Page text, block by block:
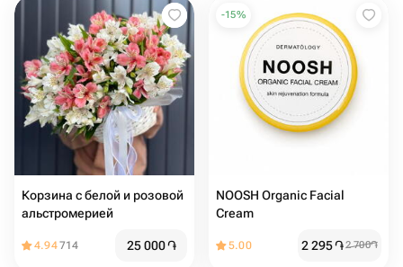
Корзина с белой и розовой
альстромерией
4.94714 25 000֏
-15%
NOOSH Organic Facial
Cream
5.00 2 295֏2 700֏